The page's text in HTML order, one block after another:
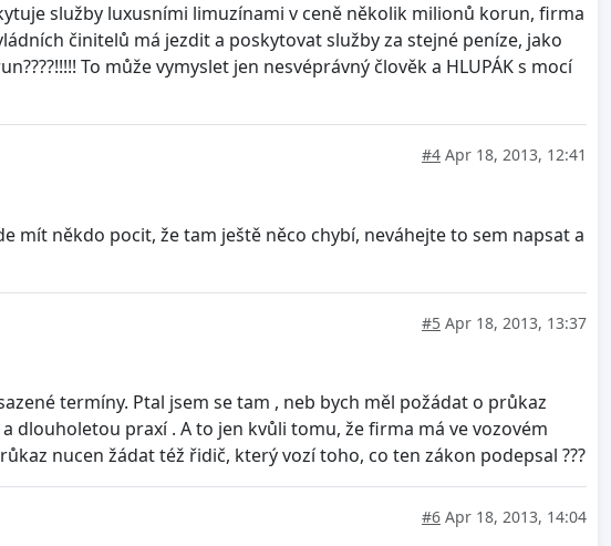
služby luxusními limuzínami v ceně několik milionů korun, firma
činitelů má jezdit a poskytovat služby za stejné peníze, jako
To může vymyslet jen nesvéprávný člověk a HLUPÁK s mocí
#4 Apr 18, 2013, 12:41
mít někdo pocit, že tam ještě něco chybí, neváhejte to sem napsat a
#5 Apr 18, 2013, 13:37
termíny. Ptal jsem se tam , neb bych měl požádat o průkaz
dlouholetou praxí . A to jen kvůli tomu, že firma má ve vozovém
nucen žádat též řidič, který vozí toho, co ten zákon podepsal ???
#6 Apr 18, 2013, 14:04